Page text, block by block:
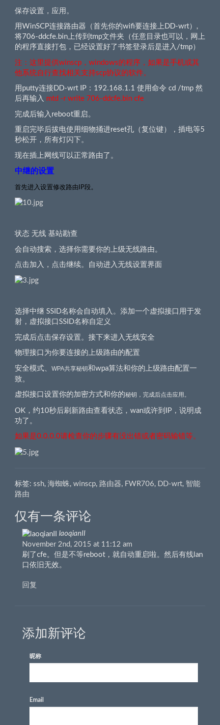
保存设置，应用。
用WinSCP连接路由器（首先你的wifi要连接上DD-wrt）,
将706-ddcfe.bin上传到tmp文件夹（任意目录也可以，网上
的程序直接打包，已经设置好了书签登录后是进入/tmp）
注：这里提供winscp，windows的程序，如果是手机或其
他系统自行查找相关支持scp协议的软件。
用putty连接DD-wrt IP：192.168.1.1 使用命令 cd /tmp 然
后再输入 mtd -r write 706-ddcfe.bin cfe
完成后输入reboot重启。
重启完毕后拔电使用细物捅进reset孔（复位键），插电等5
秒松开，所有灯闪下。
现在插上网线可以正常路由了。
中继的设置
首先进入设置修改路由IP段。
状态 无线 基站勘查
会自动搜索，选择你需要你的上级无线路由。
点击加入，点击继续。自动进入无线设置界面
选择中继 SSID名称会自动填入。添加一个虚拟接口用于发
射，虚拟接口SSID名称自定义
完成后点击保存设置。接下来进入无线安全
物理接口为你要连接的上级路由的配置
安全模式、 WPA共享秘钥和wpa算法和你的上级路由配置一
致。
虚拟接口设置你的加密方式和你的秘钥，完成后点击应用。
OK，约10秒后刷新路由查看状态，wan或许到IP，说明成
功了。
如果是0.0.0.0请检查你的步骤有没出错或者密码输错等。
标签: ssh, 海蜘蛛, winscp, 路由器, FWR706, DD-wrt, 智能
路由
仅有一条评论
laoqianII
November 2nd, 2015 at 11:12 am
刷了cfe。但是不等reboot，就自动重启啦。然后有线lan
口依旧无效。
回复
添加新评论
昵称
Email